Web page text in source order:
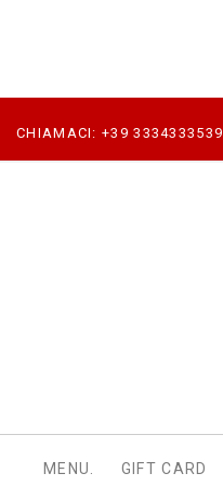
CHIAMACI:+39 3334333539
MENU. GIFT CARD